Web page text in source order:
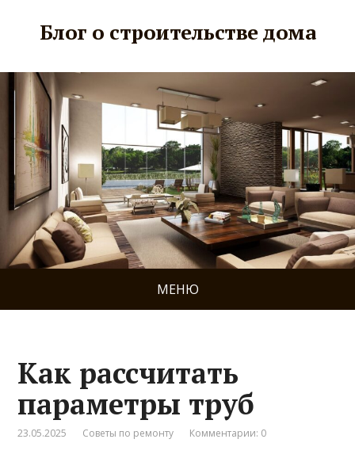
Блог о строительстве дома
МЕНЮ
Как рассчитать
параметры труб
23.05.2025 Советы по ремонту Комментарии: 0